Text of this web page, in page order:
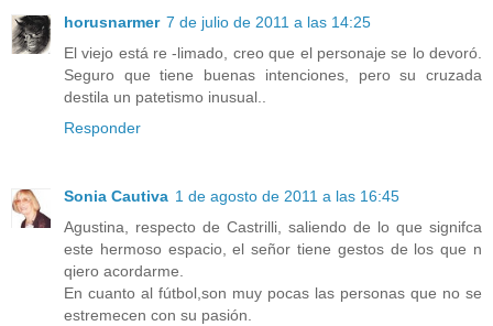
horusnarmer 7 de julio de 2011 a las 14:25
El viejo está re -limado, creo que el personaje se lo devoró.
Seguro que tiene buenas intenciones, pero su cruzada
destila un patetismo inusual..
Responder
Sonia Cautiva 1 de agosto de 2011 a las 16:45
Agustina, respecto de Castrilli, saliendo de lo que signifca
este hermoso espacio, el señor tiene gestos de los que n
qiero acordarme.
En cuanto al fútbol,son muy pocas las personas que no se
estremecen con su pasión.